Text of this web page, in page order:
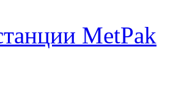
MetPak